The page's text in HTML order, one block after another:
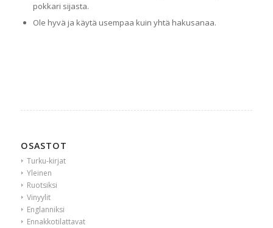
pokkari sijasta.
Ole hyvä ja käytä usempaa kuin yhtä hakusanaa.
OSASTOT
Turku-kirjat
Yleinen
Ruotsiksi
Vinyylit
Englanniksi
Ennakkotilattavat